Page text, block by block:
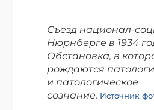
сознание.Источник
Художественная
Филология, искусство
для того, чтобы ничего не
ценных источниках, как
литература и